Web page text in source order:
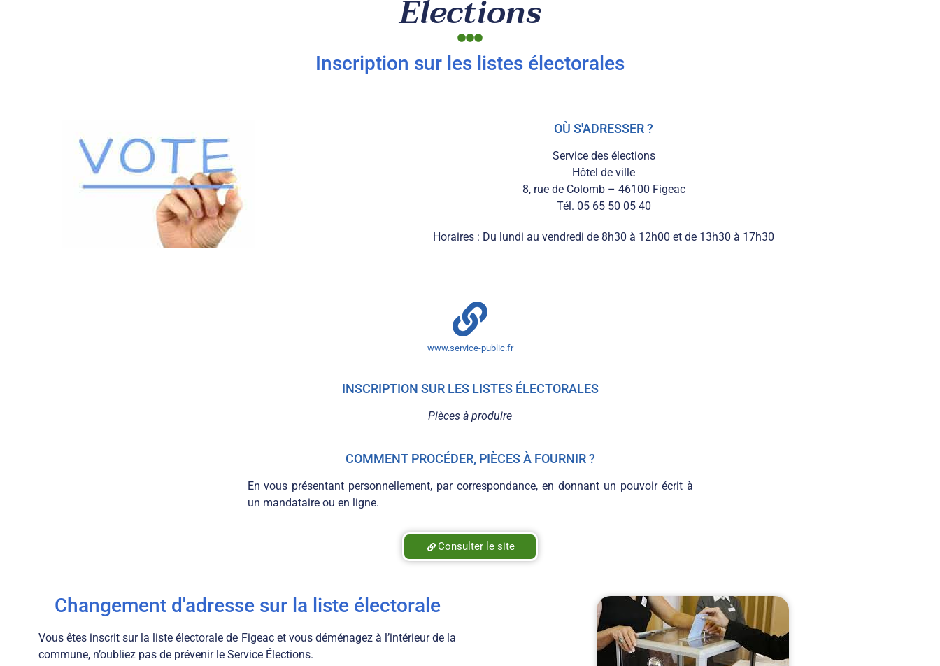
Élections
Inscription sur les listes électorales
OÙ S'ADRESSER ?
Service des élections
Hôtel de ville
8, rue de Colomb – 46100 Figeac
Tél. 05 65 50 05 40
Horaires : Du lundi au vendredi de 8h30 à 12h00 et de 13h30 à 17h30
www.service-public.fr
INSCRIPTION SUR LES LISTES ÉLECTORALES
Pièces à produire
COMMENT PROCÉDER, PIÈCES À FOURNIR ?
En vous présentant personnellement, par correspondance, en donnant un pouvoir écrit à
un mandataire ou en ligne.
Consulter le site
Changement d'adresse sur la liste électorale
Vous êtes inscrit sur la liste électorale de Figeac et vous déménagez à l’intérieur de la
commune, n’oubliez pas de prévenir le Service Élections.